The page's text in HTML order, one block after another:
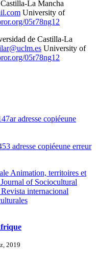
La Mancha
University of
ror.org/05r78ng12
de Castilla-La
University of
ror.org/05r78ng12
adresse copiéeune
adresse copiéeune erreur
Animation, territoires et
of Sociocultural
internacional
2019